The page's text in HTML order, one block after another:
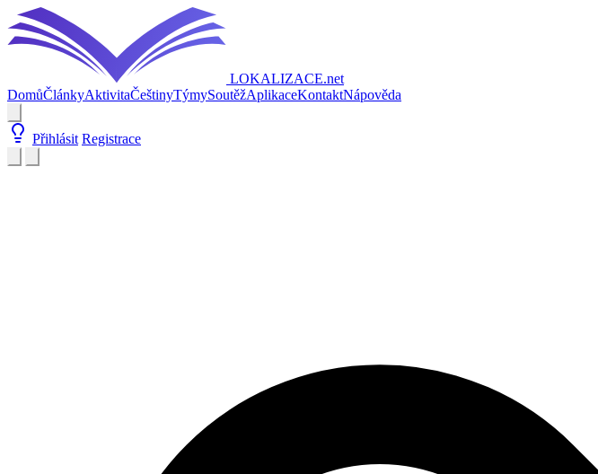
LOKALIZACE.net
DomůČlánkyAktivitaČeštinyTýmySoutěžAplikaceKontaktNápověda
Přihlásit Registrace